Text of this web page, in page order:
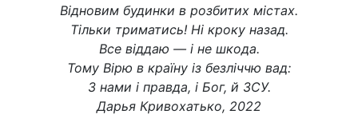
Відновим будинки в розбитих містах.
Тільки триматись! Ні кроку назад.
Все віддаю — і не шкода.
Тому Вірю в країну із безліччю вад:
З нами і правда, і Бог, й ЗСУ.
Дарья Кривохатько, 2022